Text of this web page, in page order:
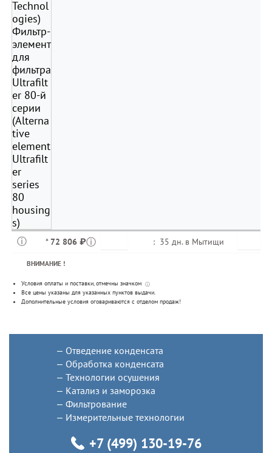
*72 806 ₽ : 35 дн. в Мытищи
ВНИМАНИЕ !
Условия оплаты и поставки, отмечны значком ⓘ
Все цены указаны для указанных пунктов выдачи.
Дополнительные условия оговариваются с отделом продаж!
Отведение конденсата
Обработка конденсата
Технологии осушения
Катализ и заморозка
Фильтрование
Измерительные технологии
+7 (499) 130-19-76